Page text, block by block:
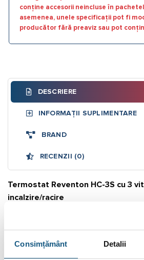
Consimțământ Detalii
conține accesorii neincluse în
asemenea, unele specificații pot fi
producător fără preaviz sau pot
DESCRIERE
INFORMAȚII SUPLIMENTARE
BRAND
RECENZII (0)
Termostat Reventon HC-3S cu 3
incalzire/racire
Termostatul Reventon HC-3S este
Termostatul încorporat oprește